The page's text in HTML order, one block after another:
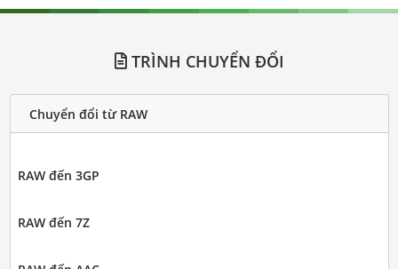
TRÌNH CHUYỂN ĐỔI
Chuyển đổi từ RAW
RAW đến 3GP
RAW đến 7Z